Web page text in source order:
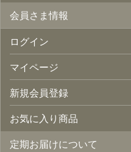
会員さま情報
ログイン
マイページ
新規会員登録
お気に入り商品
定期お届けについて